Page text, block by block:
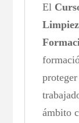
El
ámbito